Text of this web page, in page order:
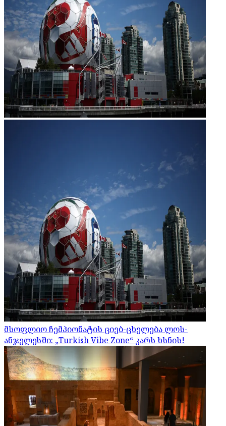
მსოფლიო ჩემპიონატის ციებ-ცხელება ლოს-
ანჯელესში: „Turkish Vibe Zone“ კარს ხსნის!